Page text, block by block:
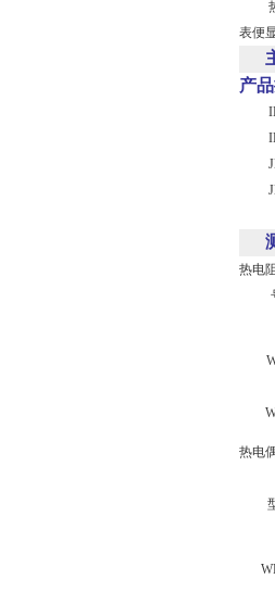
热
表便
产
JB/
JB/
热电阻
热电